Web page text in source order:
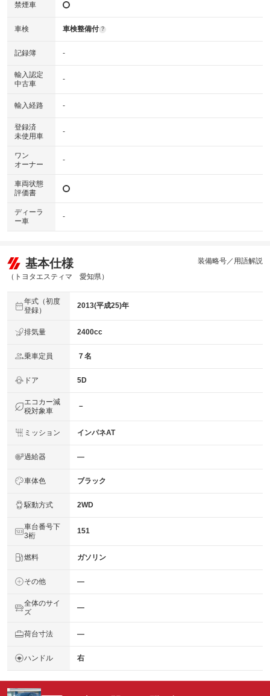
禁煙車
車検 車検整備付 ?
記録簿 -
輸入認定
中古車
-
輸入経路 -
登録済
未使用車
-
ワン
オーナー
-
車両状態
評価書
ディーラ
ー車
-
基本仕様
（トヨタエスティマ 愛知県）
装備略号／用語解説
年式（初度
登録）
2013(平成25)年
排気量 2400cc
乗車定員 ７名
ドア 5D
エコカー減
税対象車
－
ミッション インパネAT
過給器 ―
車体色 ブラック
駆動方式 2WD
車台番号下
3桁
151
燃料 ガソリン
その他 ―
全体のサイ
ズ
―
荷台寸法 ―
ハンドル 右